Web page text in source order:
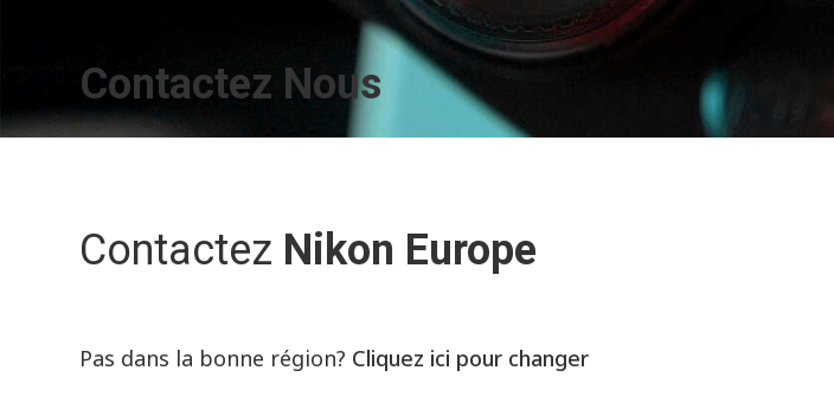
Contactez Nous
Contactez Nikon Europe
Pas dans la bonne région? Cliquez ici pour changer